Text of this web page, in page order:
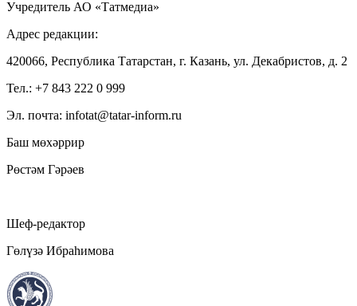
Учредитель АО «Татмедиа»
Адрес редакции:
420066, Республика Татарстан, г. Казань, ул. Декабристов, д. 2
Тел.: +7 843 222 0 999
Эл. почта: infotat@tatar-inform.ru
Баш мөхәррир
Рөстәм Гәрәев
Шеф-редактор
Гөлүзә Ибраһимова